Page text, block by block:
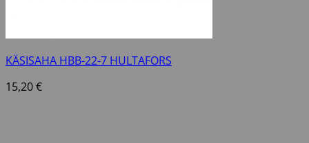
KÄSISAHA HBB-22-7 HULTAFORS
15,20€